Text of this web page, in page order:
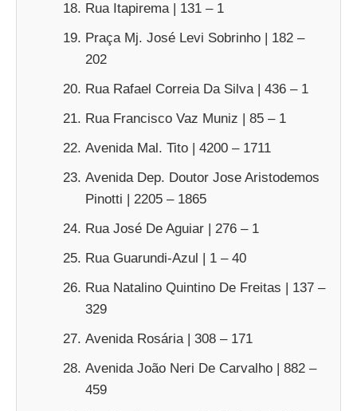
Rua Itapirema | 131 – 1
Praça Mj. José Levi Sobrinho | 182 –
202
Rua Rafael Correia Da Silva | 436 – 1
Rua Francisco Vaz Muniz | 85 – 1
Avenida Mal. Tito | 4200 – 1711
Avenida Dep. Doutor Jose Aristodemos
Pinotti | 2205 – 1865
Rua José De Aguiar | 276 – 1
Rua Guarundi-Azul | 1 – 40
Rua Natalino Quintino De Freitas | 137 –
329
Avenida Rosária | 308 – 171
Avenida João Neri De Carvalho | 882 –
459